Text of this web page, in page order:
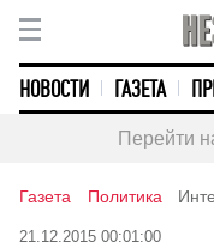
НОВОСТИ ГАЗЕТА
Перейти
Газета Политика
21.12.2015 00:01:00